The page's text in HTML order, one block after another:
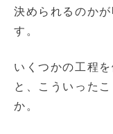
決められるのか
す。
いくつかの工程
と、こういった
か。